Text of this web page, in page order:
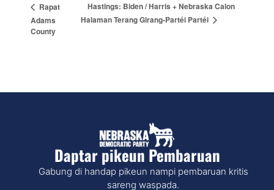
Rapat
Adams
County
Hastings: Biden / Harris + Nebraska Calon
Halaman Terang Girang-Partéi Partéi
Daptar pikeun Pembaruan
Gabung di handap pikeun nampi pembaruan kritis
sareng waspada.